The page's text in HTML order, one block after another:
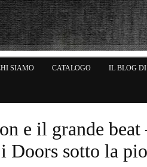
SIAMO CATALOGO IL BLOG
e il grande beat
Doors sotto la